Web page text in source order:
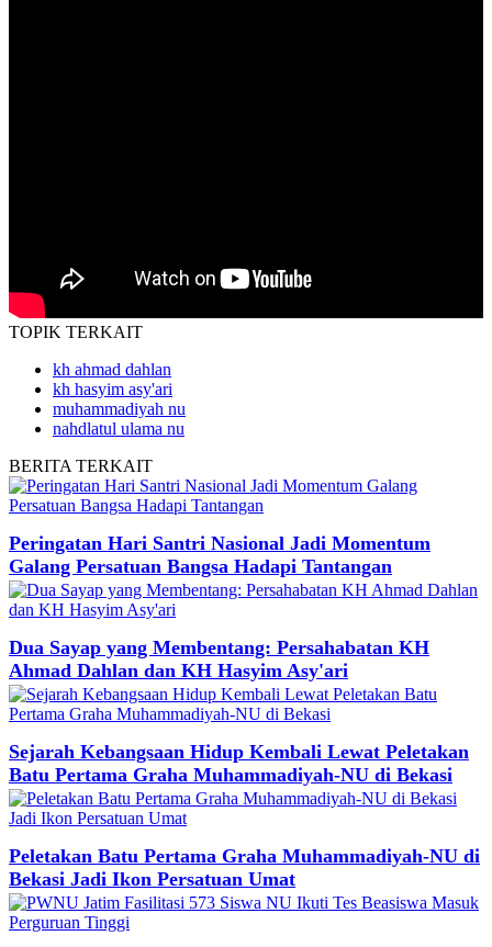
TOPIK TERKAIT
kh ahmad dahlan
kh hasyim asy'ari
muhammadiyah nu
nahdlatul ulama nu
BERITA TERKAIT
Peringatan Hari Santri Nasional Jadi Momentum
Galang Persatuan Bangsa Hadapi Tantangan
Dua Sayap yang Membentang: Persahabatan KH
Ahmad Dahlan dan KH Hasyim Asy'ari
Sejarah Kebangsaan Hidup Kembali Lewat Peletakan
Batu Pertama Graha Muhammadiyah-NU di Bekasi
Peletakan Batu Pertama Graha Muhammadiyah-NU di
Bekasi Jadi Ikon Persatuan Umat